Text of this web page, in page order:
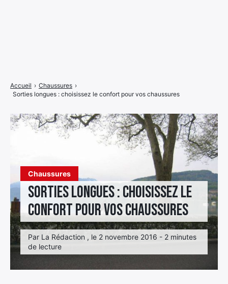
Chaussures
Sorties longues : choisissez le
confort pour vos chaussures
Par La Rédaction , le 2 novembre 2016 - 2 minutes
de lecture
Accueil › Chaussures ›
Sorties longues : choisissez le confort pour vos chaussures
de
menu
Élément
de
menu
Élément
de
menu